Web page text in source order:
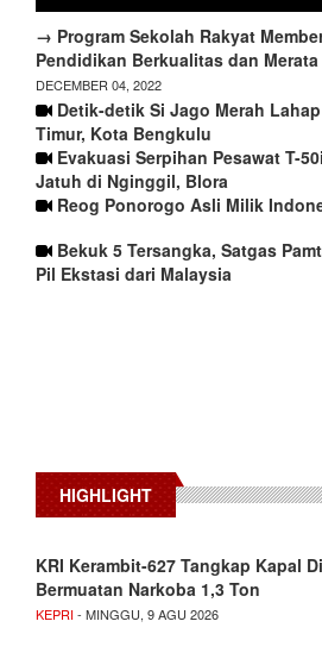
→ Program Sekolah Rakyat
Pendidikan Berkualitas dan
DECEMBER 04, 2022
Detik-detik Si Jago Merah
Timur, Kota Bengkulu
Evakuasi Serpihan Pesawat T-
Jatuh di Nginggil, Blora
Reog Ponorogo Asli Milik
Bekuk 5 Tersangka, Satgas
Pil Ekstasi dari Malaysia
HIGHLIGHT
KRI Kerambit-627 Tangkap Kapal
Bermuatan Narkoba 1,3 Ton
KEPRI- MINGGU, 9 AGU 2026